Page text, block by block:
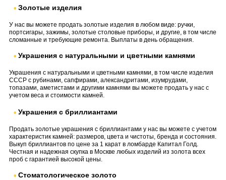
Золотые изделия
У нас вы можете продать золотые изделия в любом виде: ручки,
портсигары, зажимы, золотые столовые приборы, и другие, в том числе
сломанные и требующие ремонта. Выплаты в день обращения.
Украшения с натуральными и цветными камнями
Украшения с натуральными и цветными камнями, в том числе изделия
СССР с рубинами, сапфирами, александритами, изумрудами,
топазами, аметистами и другими камнями вы можете продать у нас с
учетом веса и стоимости камней.
Украшения с бриллиантами
Продать золотые украшения с бриллиантами у нас вы можете с учетом
характеристик камней: размеров, цвета и чистоты, бренда и состояния.
Выкуп бриллиантов по цене за 1 карат в ломбарде Капитал Голд.
Честная и надежная скупка в Москве любых изделий из золота всех
проб с гарантией высокой цены.
Стоматологическое золото